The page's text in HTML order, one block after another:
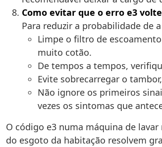
Como evitar que o erro e3
Para reduzir a probabilidade de
Limpe o filtro de
muito cotão.
De tempos a tempos,
Evite sobrecarregar o
Não ignore os primeiros
vezes os sintomas que
O código e3 numa máquina de
do esgoto da habitação resolvem